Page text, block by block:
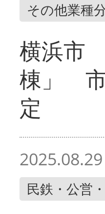
その他業種
横浜市
棟」 市
定
2025.08.29
民鉄・公営